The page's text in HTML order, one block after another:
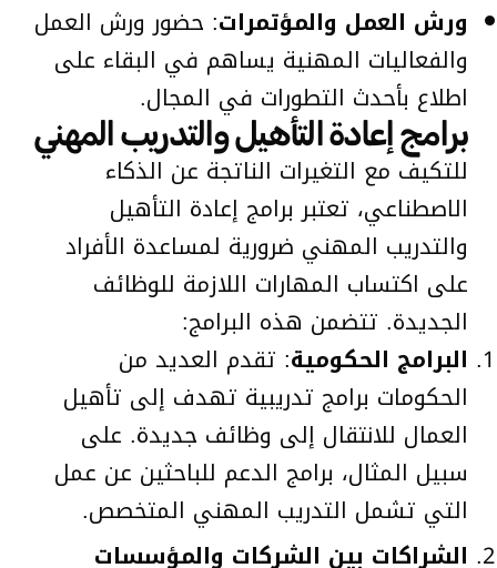
ورش العمل والمؤتمرات: حضور ورش العمل
والفعاليات المهنية يساهم في البقاء على
اطلاع بأحدث التطورات في المجال.
برامج إعادة التأهيل والتدريب المهني
للتكيف مع التغيرات الناتجة عن الذكاء
الاصطناعي، تعتبر برامج إعادة التأهيل
والتدريب المهني ضرورية لمساعدة الأفراد
على اكتساب المهارات اللازمة للوظائف
الجديدة. تتضمن هذه البرامج:
البرامج الحكومية: تقدم العديد من
الحكومات برامج تدريبية تهدف إلى تأهيل
العمال للانتقال إلى وظائف جديدة. على
سبيل المثال، برامج الدعم للباحثين عن عمل
التي تشمل التدريب المهني المتخصص.
الشراكات بين الشركات والمؤسسات